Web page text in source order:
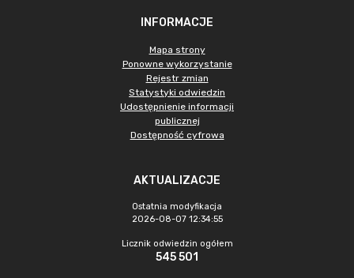
INFORMACJE
Mapa strony
Ponowne wykorzystanie
Rejestr zmian
Statystyki odwiedzin
Udostępnienie informacji
publicznej
Dostępność cyfrowa
AKTUALIZACJE
Ostatnia modyfikacja
2026-08-07 12:34:55
Licznik odwiedzin ogółem
545 501